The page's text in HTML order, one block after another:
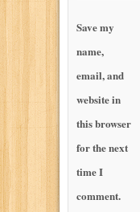
Save my
name,
email, and
website in
this browser
for the next
time I
comment.